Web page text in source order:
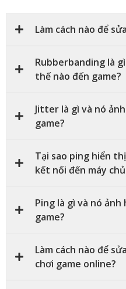
Làm cách nào để
Rubberbanding là
thế nào đến game?
Jitter là gì và nó
game?
Tại sao ping hiển
kết nối đến máy chủ
Ping là gì và nó
game?
Làm cách nào để
chơi game online?